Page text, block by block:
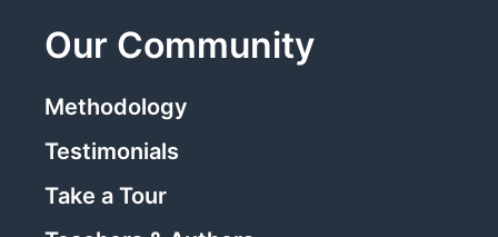
Our Community
Methodology
Testimonials
Take a Tour